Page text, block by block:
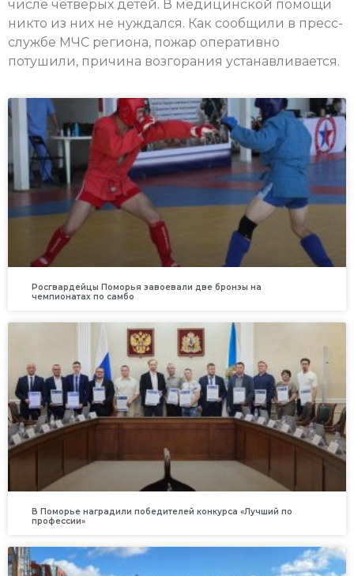
числе четверых детей. В медицинской помощи
никто из них не нуждался. Как сообщили в пресс-
службе МЧС региона, пожар оперативно
потушили, причина возгорания устанавливается.
Росгвардейцы Поморья завоевали две бронзы на
чемпионатах по самбо
В Поморье наградили победителей конкурса «Лучший по
профессии»